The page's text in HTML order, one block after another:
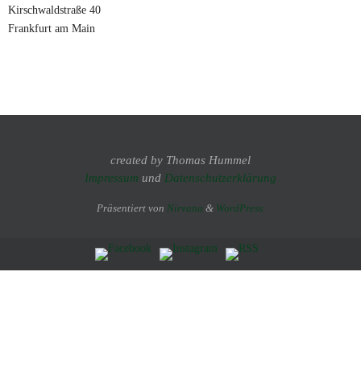
Kirschwaldstraße 40
Frankfurt am Main
created by Thomas Hummel
Impressum und Datenschutzerklärung
Präsentiert von Nirvana & WordPress.